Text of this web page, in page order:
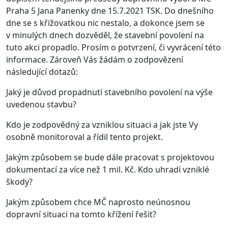
Praha 5 Jana Panenky dne 15.7.2021 TSK. Do dnešního
dne se s křižovatkou nic nestalo, a dokonce jsem se
v minulých dnech dozvěděl, že stavební povolení na
tuto akci propadlo. Prosím o potvrzení, či vyvrácení této
informace. Zároveň Vás žádám o zodpovězení
následující dotazů:
Jaký je důvod propadnutí stavebního povolení na výše
uvedenou stavbu?
Kdo je zodpovědný za vzniklou situaci a jak jste Vy
osobně monitoroval a řídil tento projekt.
Jakým způsobem se bude dále pracovat s projektovou
dokumentací za více než 1 mil. Kč. Kdo uhradí vzniklé
škody?
Jakým způsobem chce MČ naprosto neúnosnou
dopravní situaci na tomto křížení řešit?